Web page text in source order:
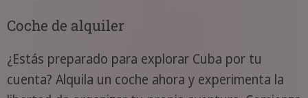
Coche de alquiler
¿Estás preparado para explorar Cuba por tu
cuenta? Alquila un coche ahora y experimenta la